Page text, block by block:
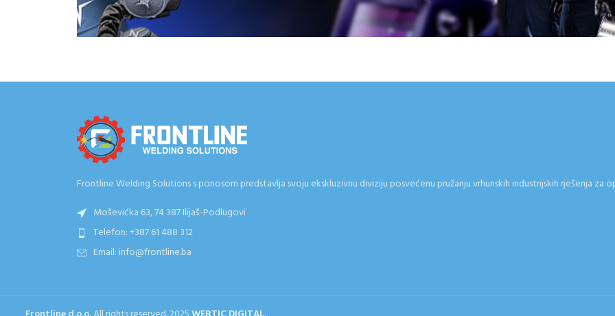
Frontline Welding Solutions s ponosom predstavlja svoju ekskluzivnu diviziju posvećenu pružanju vrhunskih industrijskih rješenja
Moševićka 63, 74 387 Ilijaš-Podlugovi
Telefon: +387 61 488 312
Email: info@frontline.ba